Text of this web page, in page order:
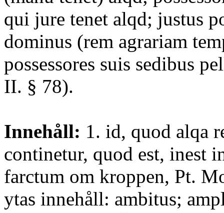
qui jure tenet alqd; justus
dominus (rem agrariam
possessores suis sedibus
II. § 78).
Innehåll: 1. id, quod alqa
continetur, quod est, inest
farctum om kroppen, Pt.
ytas innehåll: ambitus;